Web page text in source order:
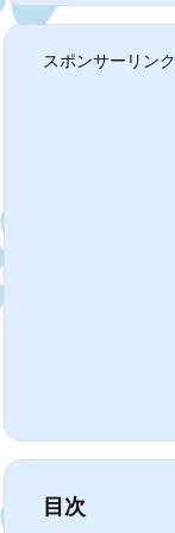
スポンサーリンク
目次